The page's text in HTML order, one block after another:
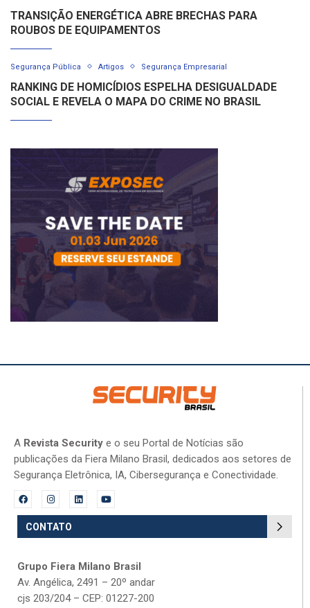
TRANSIÇÃO ENERGÉTICA ABRE BRECHAS PARA
ROUBOS DE EQUIPAMENTOS
Segurança Pública Artigos Segurança Empresarial
RANKING DE HOMICÍDIOS ESPELHA DESIGUALDADE
SOCIAL E REVELA O MAPA DO CRIME NO BRASIL
A Revista Security e o seu Portal de Notícias são
publicações da Fiera Milano Brasil, dedicados aos setores de
Segurança Eletrônica, IA, Cibersegurança e Conectividade.
CONTATO
Grupo Fiera Milano Brasil
Av. Angélica, 2491 – 20º andar
cjs 203/204 – CEP: 01227-200